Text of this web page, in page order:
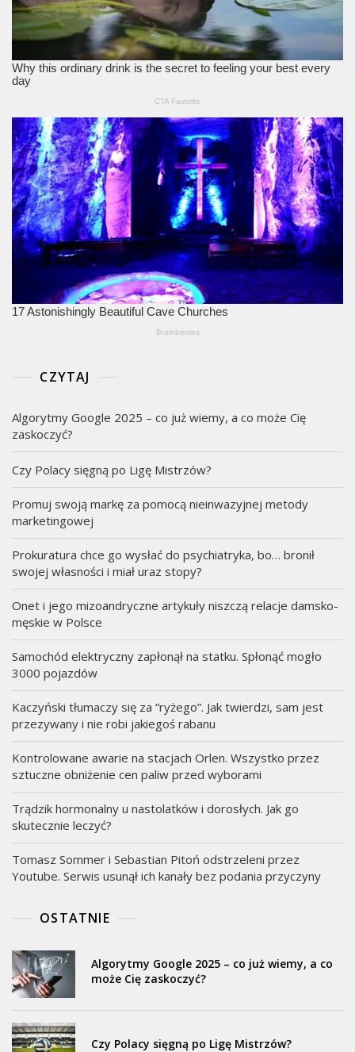
CZYTAJ
Algorytmy Google 2025 – co już wiemy, a co może Cię
zaskoczyć?
Czy Polacy sięgną po Ligę Mistrzów?
Promuj swoją markę za pomocą nieinwazyjnej metody
marketingowej
Prokuratura chce go wysłać do psychiatryka, bo… bronił
swojej własności i miał uraz stopy?
Onet i jego mizoandryczne artykuły niszczą relacje damsko-
męskie w Polsce
Samochód elektryczny zapłonął na statku. Spłonąć mogło
3000 pojazdów
Kaczyński tłumaczy się za “ryżego”. Jak twierdzi, sam jest
przezywany i nie robi jakiegoś rabanu
Kontrolowane awarie na stacjach Orlen. Wszystko przez
sztuczne obniżenie cen paliw przed wyborami
Trądzik hormonalny u nastolatków i dorosłych. Jak go
skutecznie leczyć?
Tomasz Sommer i Sebastian Pitoń odstrzeleni przez
Youtube. Serwis usunął ich kanały bez podania przyczyny
OSTATNIE
Algorytmy Google 2025 – co już wiemy, a co
może Cię zaskoczyć?
Czy Polacy sięgną po Ligę Mistrzów?